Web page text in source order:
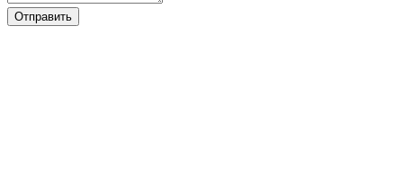
Отправить